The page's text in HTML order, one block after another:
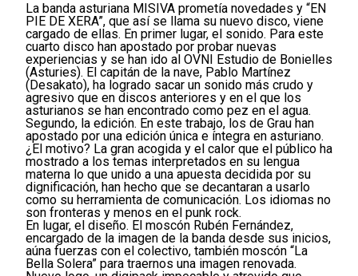
La banda asturiana MISIVA prometía novedades y “EN
PIE DE XERA”, que así se llama su nuevo disco, viene
cargado de ellas. En primer lugar, el sonido. Para este
cuarto disco han apostado por probar nuevas
experiencias y se han ido al OVNI Estudio de Bonielles
(Asturies). El capitán de la nave, Pablo Martínez
(Desakato), ha logrado sacar un sonido más crudo y
agresivo que en discos anteriores y en el que los
asturianos se han encontrado como pez en el agua.
Segundo, la edición. En este trabajo, los de Grau han
apostado por una edición única e íntegra en asturiano.
¿El motivo? La gran acogida y el calor que el público ha
mostrado a los temas interpretados en su lengua
materna lo que unido a una apuesta decidida por su
dignificación, han hecho que se decantaran a usarlo
como su herramienta de comunicación. Los idiomas no
son fronteras y menos en el punk rock.
En lugar, el diseño. El moscón Rubén Fernández,
encargado de la imagen de la banda desde sus inicios,
aúna fuerzas con el colectivo, también moscón “La
Bella Solera” para traernos una imagen renovada.